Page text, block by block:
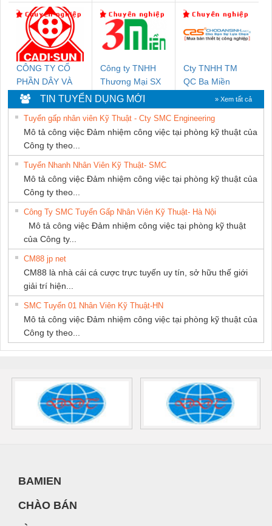
DỊCH VỤ XNK
PHƯƠNG NAM
NAM
CÔNG TY CỔ
PHẦN DÂY VÀ
CÁP ĐIỆN
THƯỢNG ĐÌNH
Công ty TNHH
Thương Mại SX
Ba Miền
Cty TNHH TM
QC Ba Miền
TIN TUYỂN DỤNG MỚI » Xem tất cả
Tuyển gấp nhân viên Kỹ Thuật - Cty SMC Engineering
Mô tả công việc Đảm nhiệm công việc tại phòng kỹ thuật của
Công ty theo...
Tuyển Nhanh Nhân Viên Kỹ Thuật- SMC
Mô tả công việc Đảm nhiệm công việc tại phòng kỹ thuật của
Công ty theo...
Công Ty SMC Tuyển Gấp Nhân Viên Kỹ Thuật- Hà Nội
Mô tả công việc Đảm nhiệm công việc tại phòng kỹ thuật
của Công ty...
CM88 jp net
CM88 là nhà cái cá cược trực tuyến uy tín, sở hữu thế giới
giải trí hiện...
SMC Tuyển 01 Nhân Viên Kỹ Thuật-HN
Mô tả công việc Đảm nhiệm công việc tại phòng kỹ thuật của
Công ty theo...
BAMIEN
CHÀO BÁN